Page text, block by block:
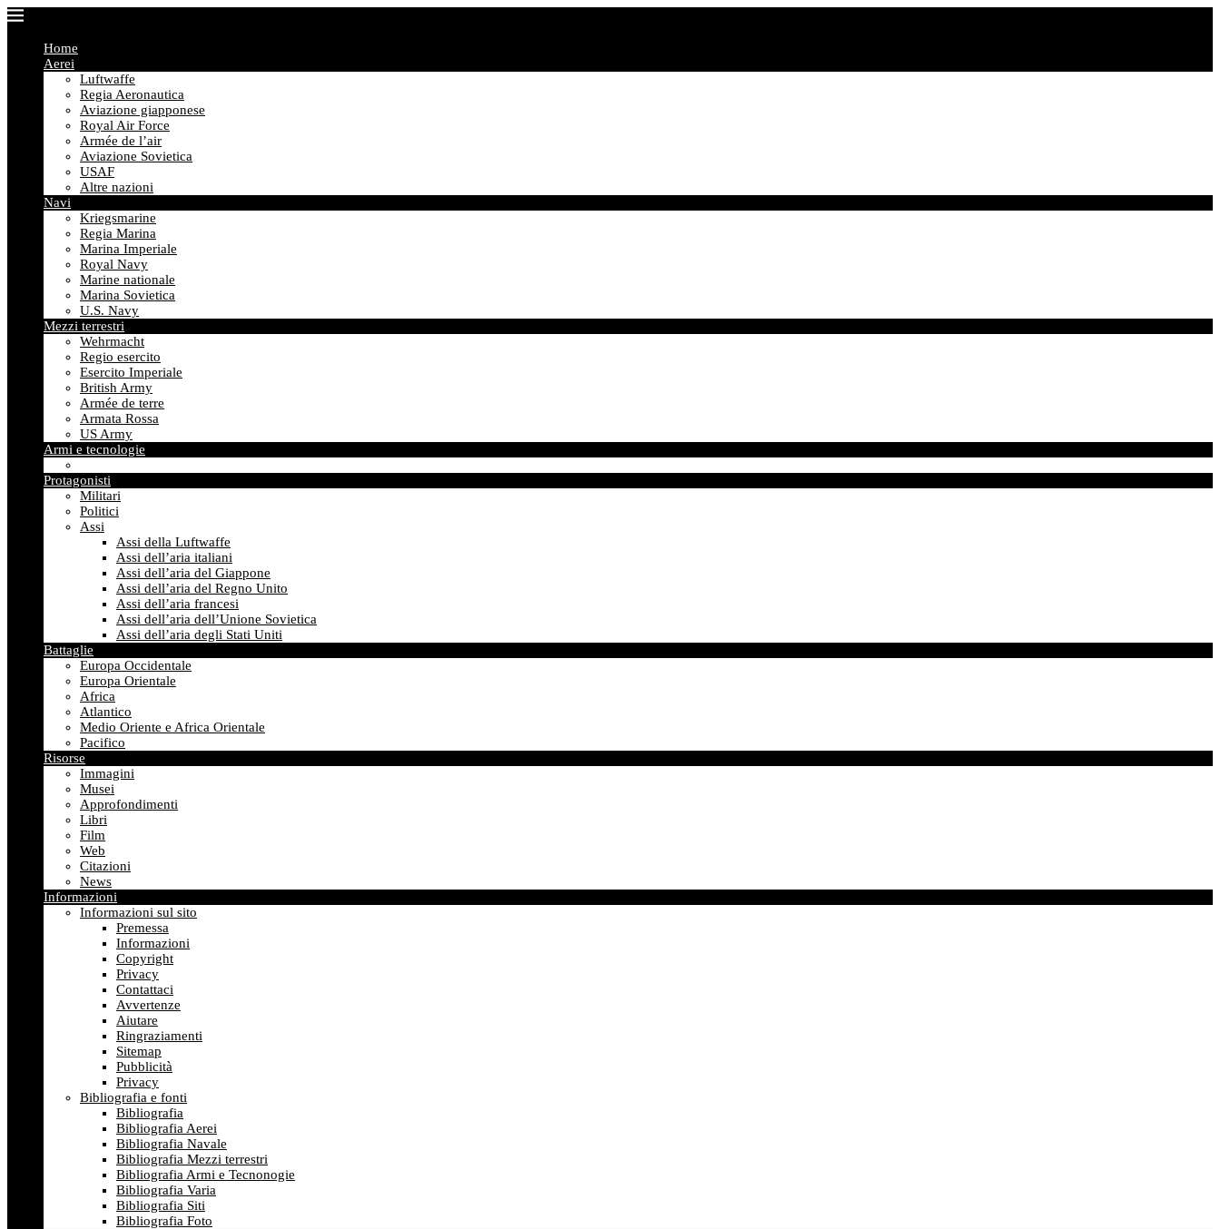
Home
Aerei
Luftwaffe
Regia Aeronautica
Aviazione giapponese
Royal Air Force
Armée de l’air
Aviazione Sovietica
USAF
Altre nazioni
Navi
Kriegsmarine
Regia Marina
Marina Imperiale
Royal Navy
Marine nationale
Marina Sovietica
U.S. Navy
Mezzi terrestri
Wehrmacht
Regio esercito
Esercito Imperiale
British Army
Armée de terre
Armata Rossa
US Army
Armi e tecnologie
Protagonisti
Militari
Politici
Assi
Assi della Luftwaffe
Assi dell’aria italiani
Assi dell’aria del Giappone
Assi dell’aria del Regno Unito
Assi dell’aria francesi
Assi dell’aria dell’Unione Sovietica
Assi dell’aria degli Stati Uniti
Battaglie
Europa Occidentale
Europa Orientale
Africa
Atlantico
Medio Oriente e Africa Orientale
Pacifico
Risorse
Immagini
Musei
Approfondimenti
Libri
Film
Web
Citazioni
News
Informazioni
Informazioni sul sito
Premessa
Informazioni
Copyright
Privacy
Contattaci
Avvertenze
Aiutare
Ringraziamenti
Sitemap
Pubblicità
Privacy
Bibliografia e fonti
Bibliografia
Bibliografia Aerei
Bibliografia Navale
Bibliografia Mezzi terrestri
Bibliografia Armi e Tecnonogie
Bibliografia Varia
Bibliografia Siti
Bibliografia Foto